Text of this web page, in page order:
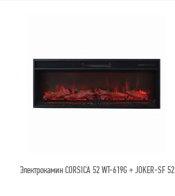
Электрокамин CORSICA 52 WT-619G + JOKER-SF 52